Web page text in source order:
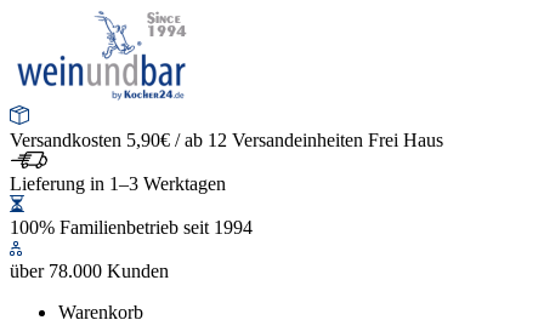
Versandkosten 5,90€ / ab 12 Versandeinheiten Frei Haus
Lieferung in 1–3 Werktagen
100% Familienbetrieb seit 1994
über 78.000 Kunden
Warenkorb